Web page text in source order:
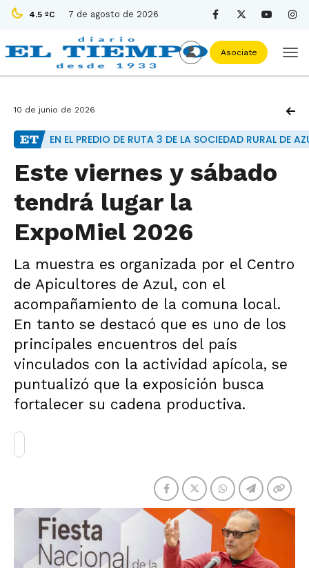
4.5 ºC 7 de agosto de 2026
Asociate
10 de junio de 2026
EN EL PREDIO DE RUTA 3 DE LA SOCIEDAD RURAL DE
Este viernes y sábado
tendrá lugar la
ExpoMiel 2026
La muestra es organizada por el Centro
de Apicultores de Azul, con el
acompañamiento de la comuna local.
En tanto se destacó que es uno de los
principales encuentros del país
vinculados con la actividad apícola, se
puntualizó que la exposición busca
fortalecer su cadena productiva.